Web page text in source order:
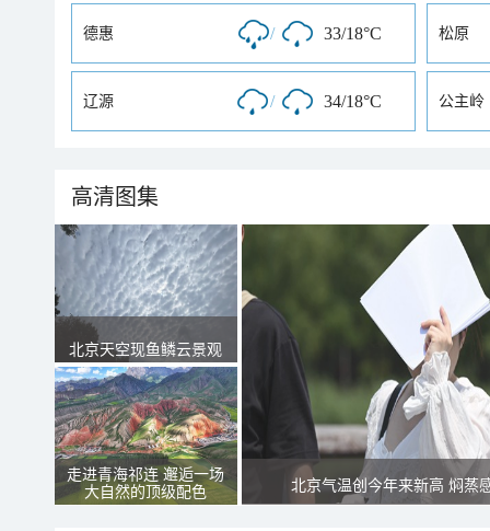
德惠 / 33/18°C 松原
辽源 / 34/18°C 公主岭
高清图集
北京天空现鱼鳞云景观
走进青海祁连 邂逅一场
大自然的顶级配色
北京气温创今年来新高 焖蒸